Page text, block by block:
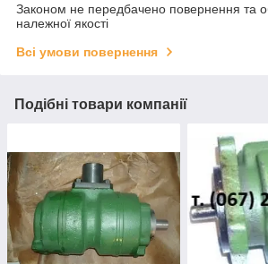
Законом не передбачено повернення та
належної якості
Всі умови повернення
Подібні товари компанії